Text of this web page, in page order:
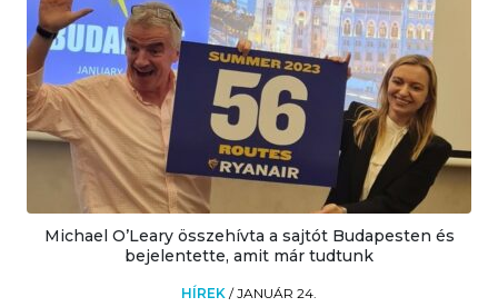
Michael O’Leary összehívta a sajtót Budapesten és
bejelentette, amit már tudtunk
HÍREK /JANUÁR 24.